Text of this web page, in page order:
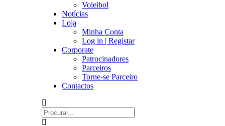
Voleibol
Notícias
Loja
Minha Conta
Log in | Registar
Corporate
Patrocinadores
Parceiros
Torne-se Parceiro
Contactos